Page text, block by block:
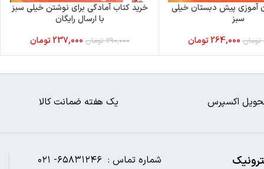
آموزی پیش دبستان خیلی
سبز
تومان 264,000 تومان
خرید کتاب آمادگی برای نوشتن خیلی سبز
با ارسال رایگان
290,000 تومان 237,000تومان
اکسپرس یک هفته ضمانت کالا
شماره تماس : ۶۵۸۳۱۲۴۶- ۰۲۱